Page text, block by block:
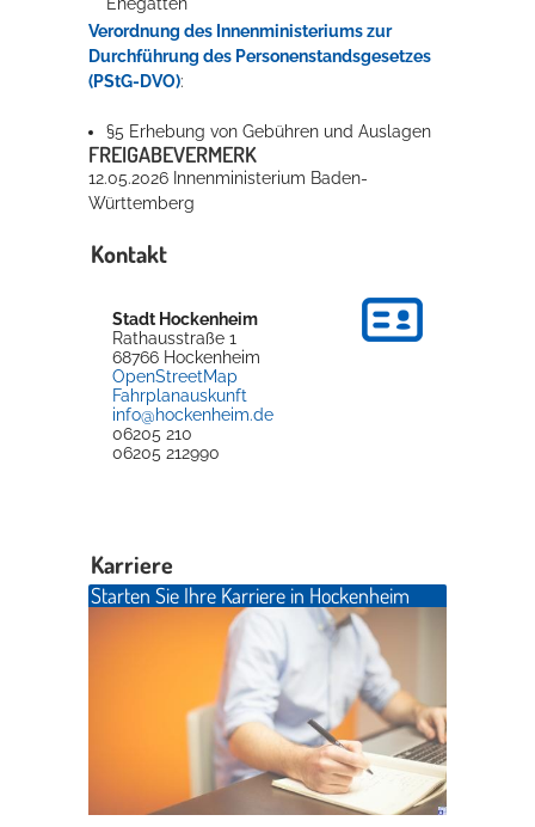
Verordnung des Innenministeriums zur
Durchführung des Personenstandsgesetzes
(PStG-DVO):
§5 Erhebung von Gebühren und Auslagen
FREIGABEVERMERK
12.05.2026 Innenministerium Baden-
Württemberg
Kontakt
Stadt Hockenheim
Rathausstraße 1
68766 Hockenheim
OpenStreetMap
Fahrplanauskunft
info@hockenheim.de
06205 210
06205 212990
Karriere
Starten Sie Ihre Karriere in Hockenheim